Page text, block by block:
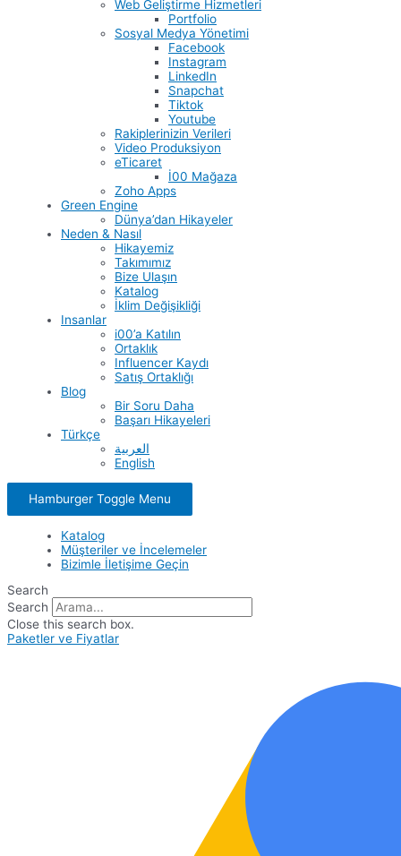
Web Geliştirme Hizmetleri
Portfolio
Sosyal Medya Yönetimi
Facebook
Instagram
LinkedIn
Snapchat
Tiktok
Youtube
Rakiplerinizin Verileri
Video Produksiyon
eTicaret
İ00 Mağaza
Zoho Apps
Green Engine
Dünya’dan Hikayeler
Neden & Nasıl
Hikayemiz
Takımımız
Bize Ulaşın
Katalog
İklim Değişikliği
Insanlar
i00’a Katılın
Ortaklık
Influencer Kaydı
Satış Ortaklığı
Blog
Bir Soru Daha
Başarı Hikayeleri
Türkçe
العربية
English
Hamburger Toggle Menu
Katalog
Müşteriler ve İncelemeler
Bizimle İletişime Geçin
Search
Search
Close this search box.
Paketler ve Fiyatlar